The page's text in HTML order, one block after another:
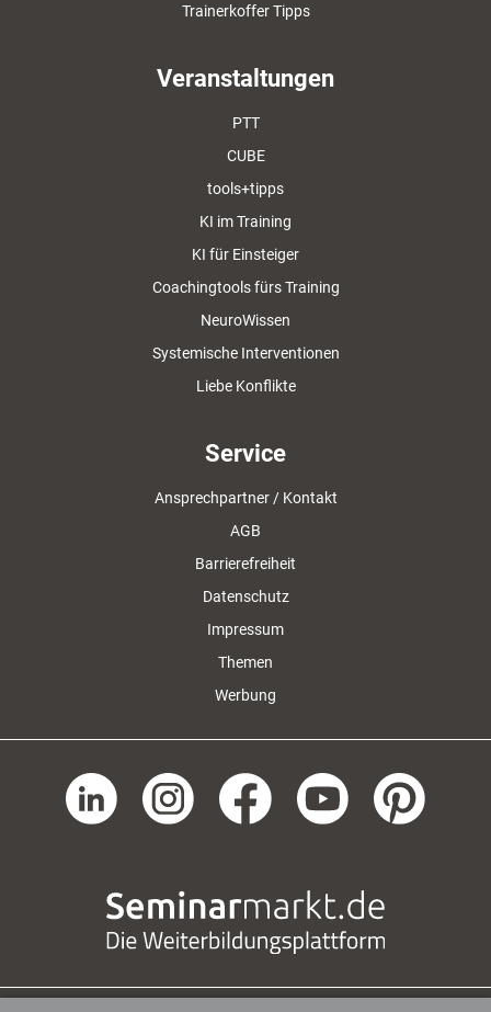
Trainerkoffer Tipps
Veranstaltungen
PTT
CUBE
tools+tipps
KI im Training
KI für Einsteiger
Coachingtools fürs Training
NeuroWissen
Systemische Interventionen
Liebe Konflikte
Service
Ansprechpartner / Kontakt
AGB
Barrierefreiheit
Datenschutz
Impressum
Themen
Werbung